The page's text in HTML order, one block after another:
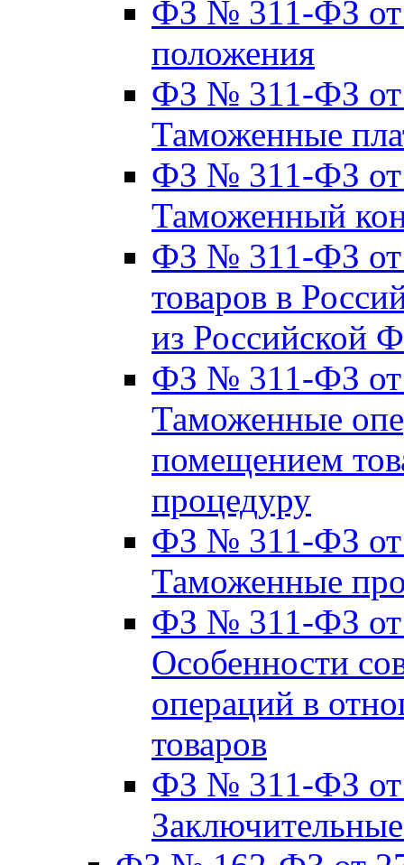
ФЗ № 311-ФЗ от
положения
ФЗ № 311-ФЗ от
Таможенные
ФЗ № 311-ФЗ от
Таможенный
ФЗ № 311-ФЗ от
товаров в
из Российской
ФЗ № 311-ФЗ от
Таможенные
помещением
процедуру
ФЗ № 311-ФЗ от
Таможенные
ФЗ № 311-ФЗ от
Особенности
операций в
товаров
ФЗ № 311-ФЗ от